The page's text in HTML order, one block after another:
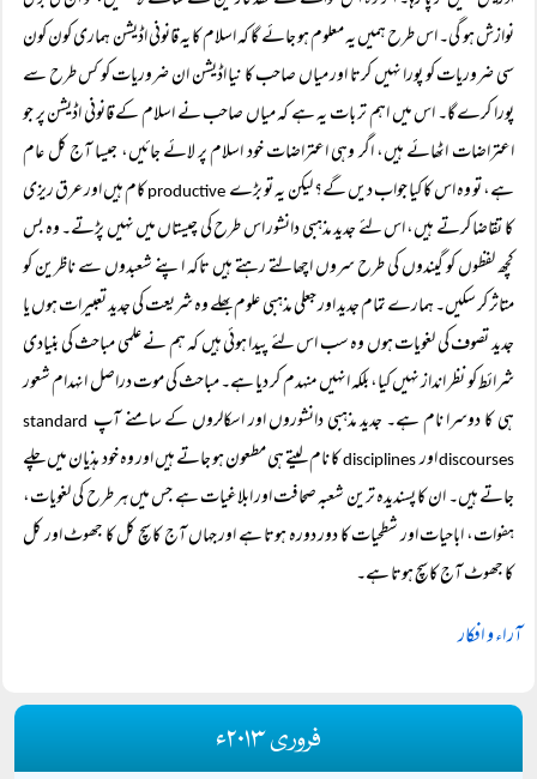
نوازش ہو گی۔ اس طرح ہمیں یہ معلوم ہو جائے گا کہ اسلام کا یہ قانونی اڈیشن ہماری کون کون
سی ضروریات کو پورا نہیں کرتا اور میاں صاحب کا نیا اڈیشن ان ضروریات کو کس طرح سے
پورا کرے گا۔ اس میں اہم تر بات یہ ہے کہ میاں صاحب نے اسلام کے قانونی اڈیشن پر جو
اعتراضات اٹھائے ہیں، اگر وہی اعتراضات خود اسلام پر لائے جائیں، جیسا آج کل عام
ہے، تو وہ اس کا کیا جواب دیں گے؟ لیکن یہ تو بڑے
کام ہیں اور عرق ریزی
کا تقاضا کرتے ہیں، اس لئے جدید مذہبی دانشور اس طرح کی چیستاں میں نہیں پڑتے۔ وہ بس
کچھ لفظوں کو گیندوں کی طرح سروں اچھالتے رہتے ہیں تاکہ اپنے شعبدوں سے ناظرین کو
متاثر کر سکیں۔ ہمارے تمام جدید اور جعلی مذہبی علوم بھلے وہ شریعت کی جدید تعبیرات ہوں یا
جدید تصوف کی لغویات ہوں وہ سب اس لئے پیدا ہوئی ہیں کہ ہم نے علمی مباحث کی بنیادی
شرائط کو نظر انداز نہیں کیا، بلکہ انہیں منہدم کر دیا ہے۔ مباحث کی موت دراصل انہدام شعور
ہی کا دوسرا نام ہے۔ جدید مذہبی دانشوروں اور اسکالروں کے سامنے آپ standard
discoursesاورdisciplines
کا نام لیتے ہی مطعون ہو جاتے ہیں اور وہ خود ہذیان میں چلے
جاتے ہیں۔ ان کا پسندیدہ ترین شعبہ صحافت اور ابلاغیات ہے جس میں ہر طرح کی لغویات،
ہفوات، اباحیات اور شطحیات کا دور دورہ ہوتا ہے اور جہاں آج کا سچ کل کا جھوٹ اور کل
کا جھوٹ آج کا سچ ہوتا ہے۔
آراء و افکار
فروری ۲۰۱۳ء